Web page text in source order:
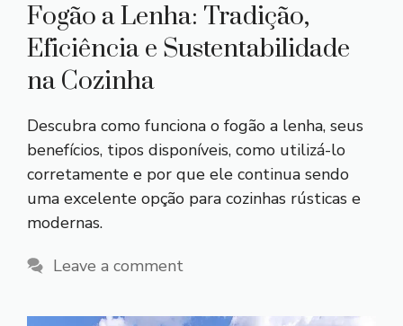
Fogão a Lenha: Tradição,
Eficiência e Sustentabilidade
na Cozinha
Descubra como funciona o fogão a lenha, seus
benefícios, tipos disponíveis, como utilizá-lo
corretamente e por que ele continua sendo
uma excelente opção para cozinhas rústicas e
modernas.
Leave a comment